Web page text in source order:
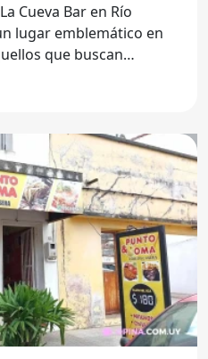
Cueva Bar en Río
que buscan